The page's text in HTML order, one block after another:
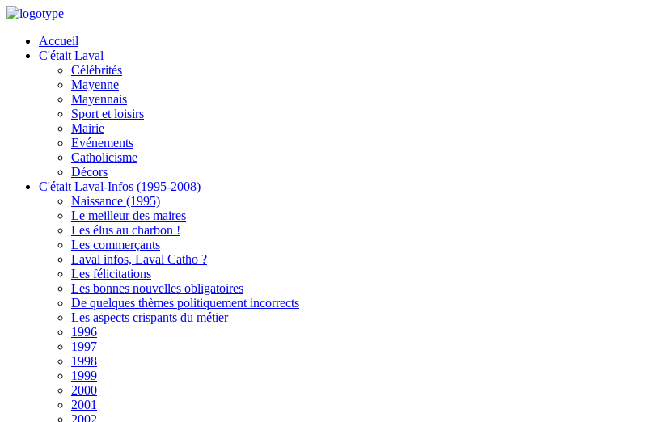
Accueil
C'était Laval
Célébrités
Mayenne
Mayennais
Sport et loisirs
Mairie
Evénements
Catholicisme
Décors
C'était Laval-Infos (1995-2008)
Naissance (1995)
Le meilleur des maires
Les élus au charbon !
Les commerçants
Laval infos, Laval Catho ?
Les félicitations
Les bonnes nouvelles obligatoires
De quelques thèmes politiquement incorrects
Les aspects crispants du métier
1996
1997
1998
1999
2000
2001
2002